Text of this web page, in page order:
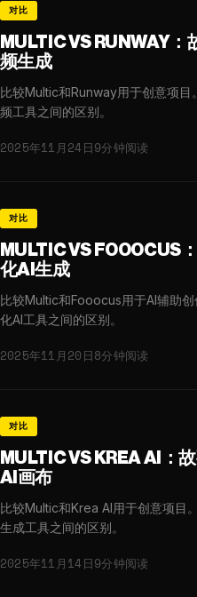
对比
MULTIC VS RUNWAY：
频生成
比较Multic和Runway用于创意项目
频工具之间的区别。
2025年11月24日9分钟阅读
对比
MULTIC VS FOOOCUS
化AI生成
比较Multic和Fooocus用于AI辅助
化AI工具之间的区别。
2025年11月20日8分钟阅读
对比
MULTIC VS KREA AI：
AI画布
比较Multic和Krea AI用于创意项目
生成工具之间的区别。
2025年11月14日9分钟阅读